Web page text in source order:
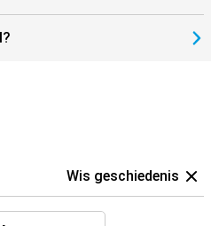
Wis geschiedenis